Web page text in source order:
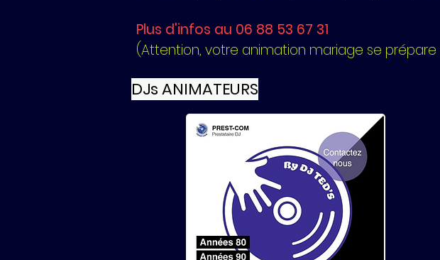
Plus d'infos au 06 88 53 67 31
(Attention, votre animation mariage se prépare
DJs ANIMATEURS